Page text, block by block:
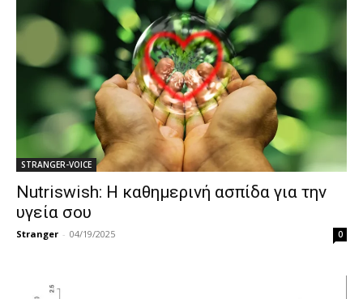
STRANGER-VOICE
Nutriswish: Η καθημερινή ασπίδα για την
υγεία σου
Stranger - 04/19/2025 0